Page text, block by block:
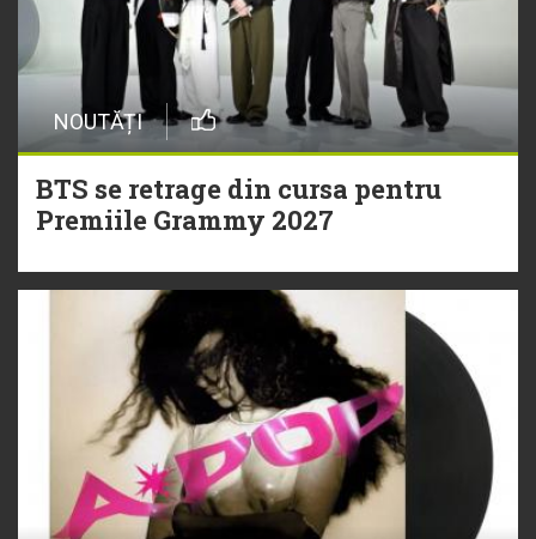
NOUTĂȚI
BTS se retrage din cursa pentru
Premiile Grammy 2027